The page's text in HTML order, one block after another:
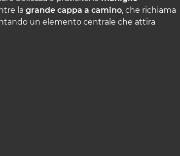
la grande cappa a camino, che richiama
un elemento centrale che attira